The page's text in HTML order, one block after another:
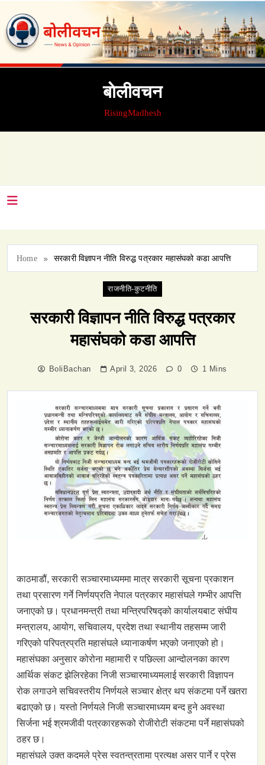
content
बाेलीवचन
RisingMadhesh
Home सरकारी विज्ञापन नीति विरुद्ध पत्रकार महासंघको कडा आपत्ति
राजनीति-कुटनीति
सरकारी विज्ञापन नीति विरुद्ध पत्रकार
महासंघको कडा आपत्ति
BoliBachan April 3, 2026 0 1 Mins
काठमाडौं, सरकारी सञ्चारमाध्यममा मात्र सरकारी सूचना प्रकाशन
तथा प्रसारण गर्ने निर्णयप्रति नेपाल पत्रकार महासंघले गम्भीर आपत्ति
जनाएको छ। प्रधानमन्त्री तथा मन्त्रिपरिषद्को कार्यालयबाट संघीय
मन्त्रालय, आयोग, सचिवालय, प्रदेश तथा स्थानीय तहसम्म जारी
गरिएको परिपत्रप्रति महासंघले ध्यानाकर्षण भएको जनाएको हो।
महासंघका अनुसार कोरोना महामारी र पछिल्ला आन्दोलनका कारण
आर्थिक संकट झेलिरहेका निजी सञ्चारमाध्यमलाई सरकारी विज्ञापन
रोक लगाउने सचिवस्तरीय निर्णयले सञ्चार क्षेत्र थप संकटमा पर्ने खतरा
बढाएको छ। यस्तो निर्णयले निजी सञ्चारमाध्यम बन्द हुने अवस्था
सिर्जना भई श्रमजीवी पत्रकारहरूको रोजीरोटी संकटमा पर्ने महासंघको
ठहर छ।
महासंघले उक्त कदमले प्रेस स्वतन्त्रतामा प्रत्यक्ष असर पार्ने र प्रेस